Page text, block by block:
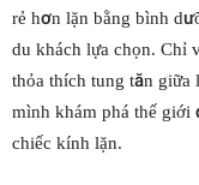
rẻ hơn lặn bằng bình
du khách lựa chọn. Chỉ
thỏa thích tung tăn
mình khám phá thế giới
chiếc kính lặn.